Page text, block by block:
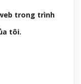
trong trình
tôi.